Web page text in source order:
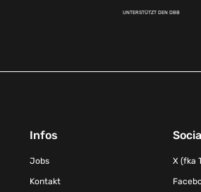
UNTERSTÜTZT DEN DBB
Infos
Jobs
Kontakt
X (fka